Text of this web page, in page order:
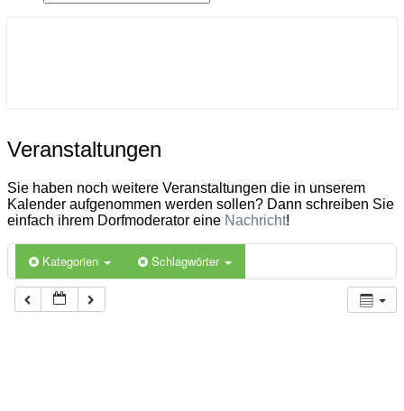
Veranstaltungen
Veranstaltungen
Sie haben noch weitere Veranstaltungen die in unserem
Kalender aufgenommen werden sollen? Dann schreiben Sie
einfach ihrem Dorfmoderator eine Nachricht!
Kategorien Schlagwörter